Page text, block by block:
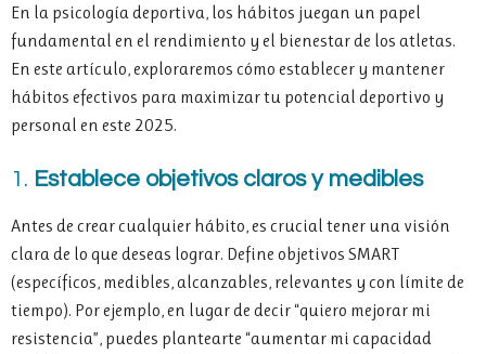
En la psicología deportiva, los hábitos juegan un papel
fundamental en el rendimiento y el bienestar de los atletas.
En este artículo, exploraremos cómo establecer y mantener
hábitos efectivos para maximizar tu potencial deportivo y
personal en este 2025.
1. Establece objetivos claros y medibles
Antes de crear cualquier hábito, es crucial tener una visión
clara de lo que deseas lograr. Define objetivos SMART
(específicos, medibles, alcanzables, relevantes y con límite de
tiempo). Por ejemplo, en lugar de decir “quiero mejorar mi
resistencia”, puedes plantearte “aumentar mi capacidad